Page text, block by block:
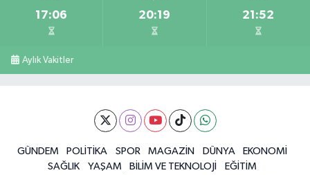
17:06 20:19 21:52
Aylık Vakitler
GÜNDEM POLİTİKA SPOR MAGAZİN DÜNYA
EKONOMİ
SAĞLIK
YAŞAM BİLİM VE TEKNOLOJİ
EĞİTİM